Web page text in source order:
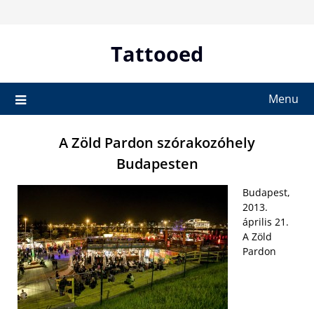
Tattooed
Menu
A Zöld Pardon szórakozóhely
Budapesten
Budapest,
2013.
április 21.
A Zöld
Pardon